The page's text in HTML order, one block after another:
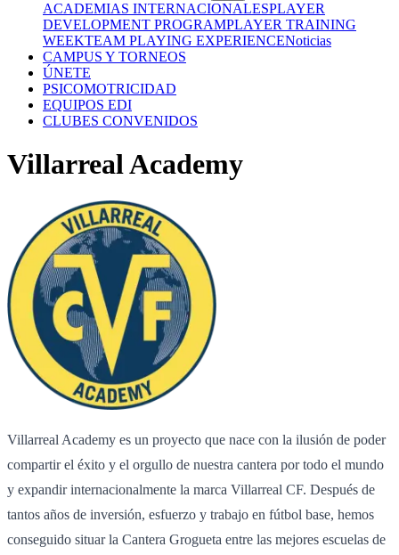
ACADEMIAS INTERNACIONALESPLAYER
DEVELOPMENT PROGRAMPLAYER TRAINING
WEEKTEAM PLAYING EXPERIENCENoticias
CAMPUS Y TORNEOS
ÚNETE
PSICOMOTRICIDAD
EQUIPOS EDI
CLUBES CONVENIDOS
Villarreal Academy
Villarreal Academy es un proyecto que nace con la ilusión de poder
compartir el éxito y el orgullo de nuestra cantera por todo el mundo
y expandir internacionalmente la marca Villarreal CF. Después de
tantos años de inversión, esfuerzo y trabajo en fútbol base, hemos
conseguido situar la Cantera Grogueta entre las mejores escuelas de